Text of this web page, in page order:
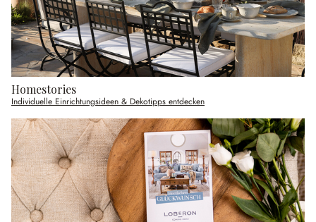
Homestories
Individuelle Einrichtungsideen & Dekotipps entdecken